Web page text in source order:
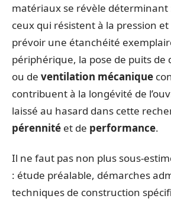
matériaux se révèle
ceux qui résistent à la pression
prévoir une étanchéité
périphérique, la pose de puits de
ou de ventilation mécanique
contribuent à la longévité de
laissé au hasard dans cette
pérennité et de performance.
Il ne faut pas non plus sous-
: étude préalable, démarches
techniques de construction